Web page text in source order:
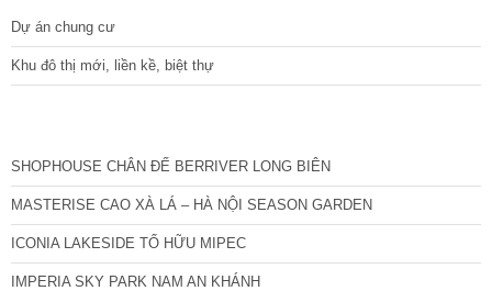
Dự án chung cư
Khu đô thị mới, liền kề, biệt thự
SHOPHOUSE CHÂN ĐẾ BERRIVER LONG BIÊN
MASTERISE CAO XÀ LÁ – HÀ NỘI SEASON GARDEN
ICONIA LAKESIDE TỐ HỮU MIPEC
IMPERIA SKY PARK NAM AN KHÁNH